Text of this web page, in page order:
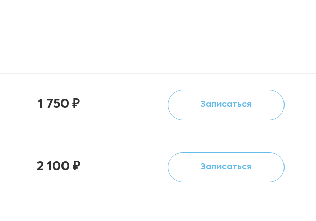
1 750 ₽ Записаться
2 100 ₽ Записаться